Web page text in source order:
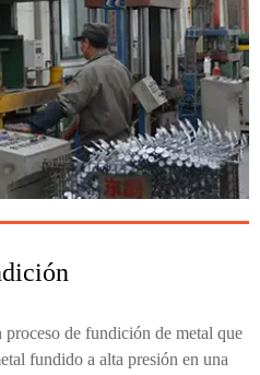
de fundición de metal que
fundido a alta presión en una